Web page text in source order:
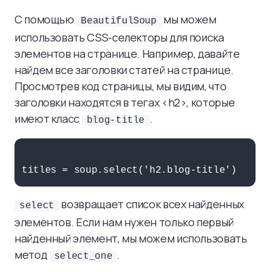
С помощью BeautifulSoup
мы можем
использовать CSS-селекторы для поиска
элементов на странице. Например, давайте
найдем все заголовки статей на странице.
Просмотрев код страницы, мы видим, что
заголовки находятся в тегах <h2>, которые
имеют класс
blog-title .
select
возвращает список всех найденных
элементов. Если нам нужен только первый
найденный элемент, мы можем использовать
метод
select_one .